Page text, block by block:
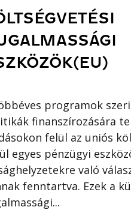
programok
finanszírozására
felül az uniós
egyes pénzügyi
való
fenntartva. Ezek a